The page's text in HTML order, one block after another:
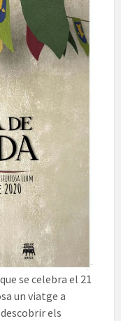
se celebra el 21
un viatge a
els